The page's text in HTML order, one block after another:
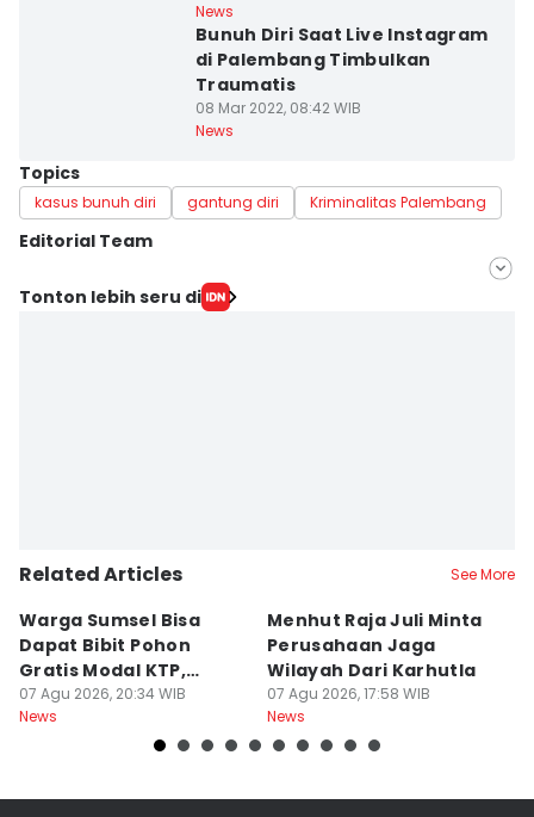
News
Bunuh Diri Saat Live Instagram
di Palembang Timbulkan
Traumatis
08 Mar 2022, 08:42 WIB
News
Topics
kasus bunuh diri gantung diri Kriminalitas Palembang
Editorial Team
Editor
Tonton lebih seru di
Related Articles See More
Warga Sumsel Bisa
Dapat Bibit Pohon
Gratis Modal KTP,
Menhut Beberkan
Caranya
07 Agu 2026, 20:34 WIB
News
Menhut Raja Juli Minta
Perusahaan Jaga
Wilayah Dari Karhutla
07 Agu 2026, 17:58 WIB
News